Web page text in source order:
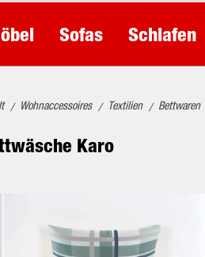
Sofas Schlafen
/ Wohnaccessoires / Textilien / Bettwaren
Karo